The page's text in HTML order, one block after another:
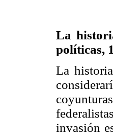
La
políticas,
La
invasión